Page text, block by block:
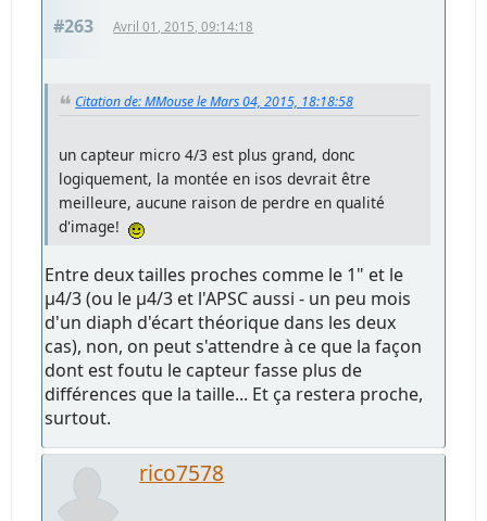
#263 Avril 01, 2015, 09:14:18
Citation de: MMouse le Mars 04, 2015, 18:18:58
un capteur micro 4/3 est plus grand, donc
logiquement, la montée en isos devrait être
meilleure, aucune raison de perdre en qualité
d'image!
Entre deux tailles proches comme le 1" et le
µ4/3 (ou le µ4/3 et l'APSC aussi - un peu mois
d'un diaph d'écart théorique dans les deux
cas), non, on peut s'attendre à ce que la façon
dont est foutu le capteur fasse plus de
différences que la taille... Et ça restera proche,
surtout.
rico7578